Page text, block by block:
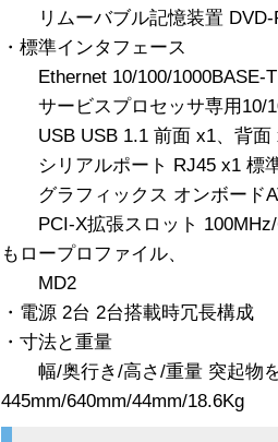
リムーバブル記憶装置 DVD-
・標準インタフェース
Ethernet 10/100/1000BASE-T
サービスプロセッサ専用10/
USB USB 1.1 前面 x1、背面
シリアルポート RJ45 x1 標
グラフィックス オンボード
PCI-X拡張スロット
もロープロファイル、
MD2
・電源 2台 2台搭載時冗長構成
・寸法と重量
幅/奥行き/高さ/重量 突起物
445mm/640mm/44mm/18.6Kg